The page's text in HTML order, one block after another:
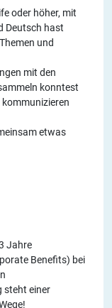
oder höher, mit
Deutsch hast
und
mit den
konntest
kommunizieren
etwas
Jahre
Benefits) bei
steht einer